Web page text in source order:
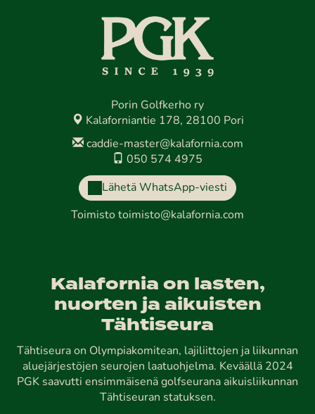
Porin Golfkerho ry
Kalaforniantie 178, 28100 Pori
caddie-master@kalafornia.com
050 574 4975
Lähetä WhatsApp-viesti
Toimisto toimisto@kalafornia.com
Kalafornia on lasten,
nuorten ja aikuisten
Tähtiseura
Tähtiseura on Olympiakomitean, lajiliittojen ja liikunnan
aluejärjestöjen seurojen laatuohjelma. Keväällä 2024
PGK saavutti ensimmäisenä golfseurana aikuisliikunnan
Tähtiseuran statuksen.